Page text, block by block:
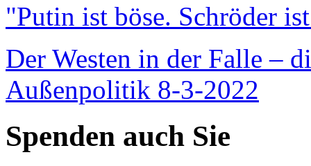
"Putin ist böse. Schröder
Der Westen in der Falle –
Außenpolitik 8-3-2022
Spenden auch Sie